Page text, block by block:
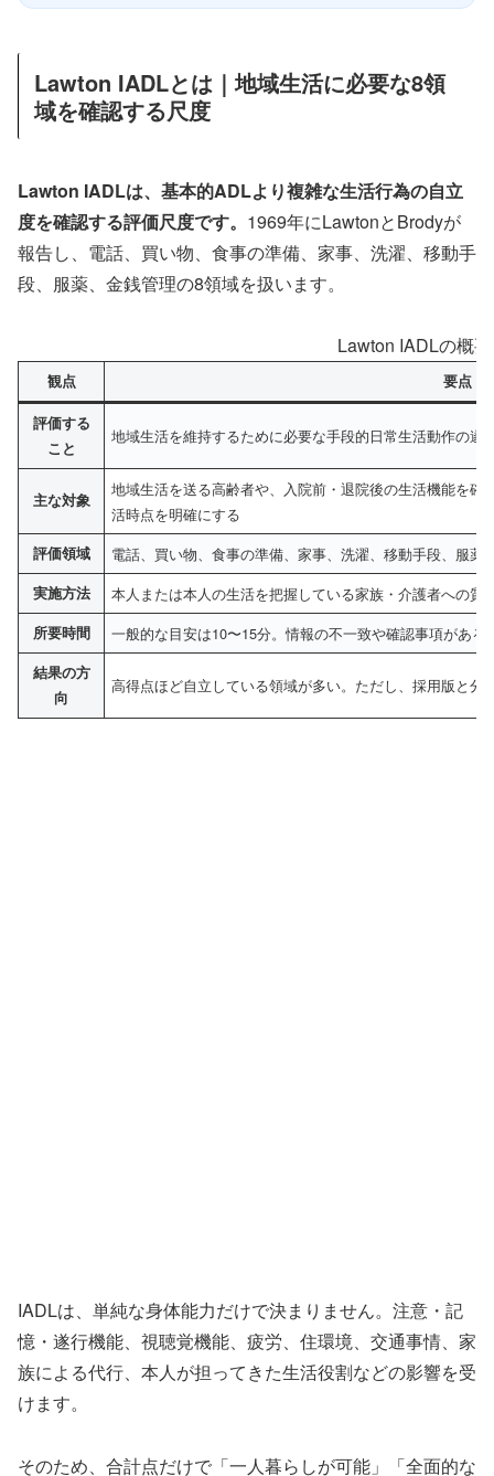
Lawton IADLとは｜地域生活に必要な8領
域を確認する尺度
Lawton IADLは、基本的ADLより複雑な生活行為の自立
度を確認する評価尺度です。 1969年にLawtonとBrodyが
報告し、電話、買い物、食事の準備、家事、洗濯、移動手
段、服薬、金銭管理の8領域を扱います。
Lawton IADLの概要
観点 要点
評価する
こと
地域生活を維持するために必要な手段的日常生活動作の遂
主な対象
地域生活を送る高齢者や、入院前・退院後の生活機能を
活時点を明確にする
評価領域 電話、買い物、食事の準備、家事、洗濯、移動手段、服薬
実施方法 本人または本人の生活を把握している家族・介護者への質
所要時間 一般的な目安は10〜15分。情報の不一致や確認事項があ
結果の方
向
高得点ほど自立している領域が多い。ただし、採用版と分
IADLは、単純な身体能力だけで決まりません。注意・記
憶・遂行機能、視聴覚機能、疲労、住環境、交通事情、家
族による代行、本人が担ってきた生活役割などの影響を受
けます。
そのため、合計点だけで「一人暮らしが可能」「全面的な